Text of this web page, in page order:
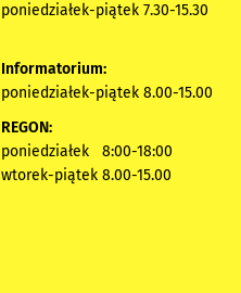
poniedziałek-piątek 7.30-15.30
Informatorium:
poniedziałek-piątek 8.00-15.00
REGON:
poniedziałek 8:00-18:00
wtorek-piątek 8.00-15.00